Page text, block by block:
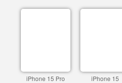
iPhone 15 Pro iPhone 15